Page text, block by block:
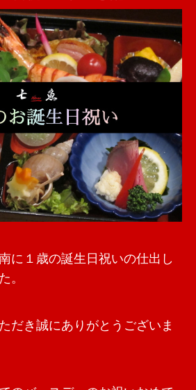
に１歳の誕生日祝いの仕出し
。
だき誠にありがとうございま